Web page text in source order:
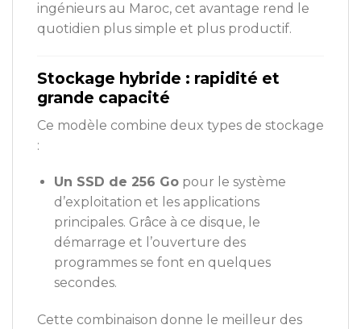
ingénieurs au Maroc, cet avantage rend le
quotidien plus simple et plus productif.
Stockage hybride : rapidité et
grande capacité
Ce modèle combine deux types de stockage
:
Un SSD de 256 Gopour le système
d’exploitation et les applications
principales. Grâce à ce disque, le
démarrage et l’ouverture des
programmes se font en quelques
secondes.
Cette combinaison donne le meilleur des